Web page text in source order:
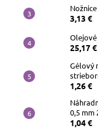
3,13 €
Olejové
25,17 €
Gélový
1,26 €
0,5 mm
1,04 €